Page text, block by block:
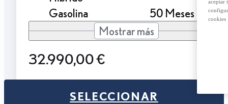
Gasolina
50 Meses
Mostrar más
32.990,00 €
SELECCIONAR
aceptar
cookies